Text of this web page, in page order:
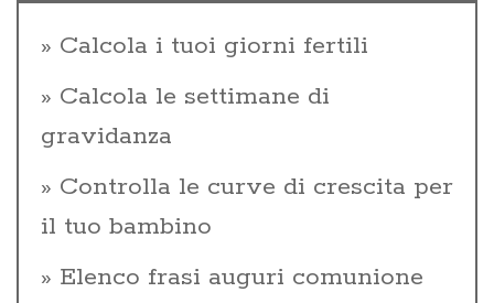
Calcola i tuoi giorni fertili
Calcola le settimane di
gravidanza
Controlla le curve di crescita per
il tuo bambino
Elenco frasi auguri comunione